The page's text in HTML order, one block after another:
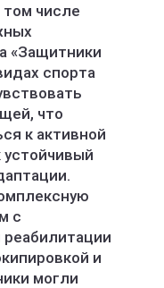
том числе
«Защитники
спорта
что
к активной
устойчивый
с
и
могли